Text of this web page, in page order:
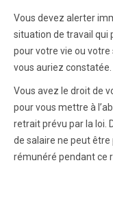
Vous devez alerter
situation de travail qui
pour votre vie ou
vous auriez constatée.
Vous avez le droit de
pour vous mettre à
retrait prévu par la loi.
de salaire ne peut
rémunéré pendant ce